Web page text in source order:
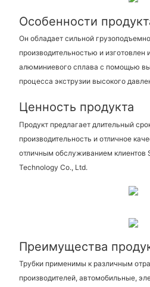
Особенности
Он обладает сильной
производительностью и изготовлен
алюминиевого сплава с помощью
процесса экструзии высокого
Ценность продукта
Продукт предлагает длительный
производительность и отличное
отличным обслуживанием клиентов
Technology Co., Ltd.
Преимущества
Трубки применимы к различным
производителей, автомобильные,